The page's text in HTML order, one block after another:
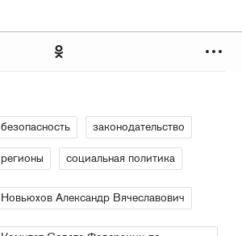
безопасность законодательство
регионы социальная политика
Новьюхов Александр Вячеславович